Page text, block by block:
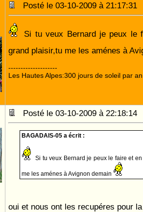
Posté le 03-10-2009 à
Si tu veux Bernard je peux le
grand plaisir,tu me les aménes à
--------------------
Les Hautes Alpes:300 jours de soleil par an
Posté le 03-10-2009 à
BAGADAIS-05 a écrit :
Si tu veux Bernard je peux le faire et
me les aménes à Avignon demain
oui et nous ont les recupéres pour